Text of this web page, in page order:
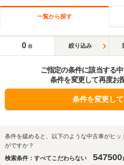
一覧から探す
0 台 絞り込み
ご指定の条件に該当する
条件を変更して再度お
条件を変更し
条件を緩めると、以下のような中古車がヒ
がですか？
検索条件：すべてこだわらない
547500